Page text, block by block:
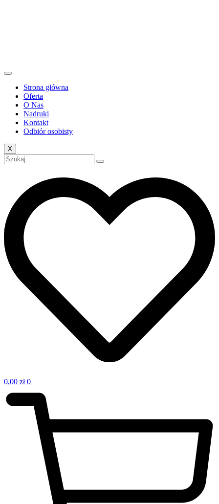
Strona główna
Oferta
O Nas
Nadruki
Kontakt
Odbiór osobisty
X
0,00 zł 0